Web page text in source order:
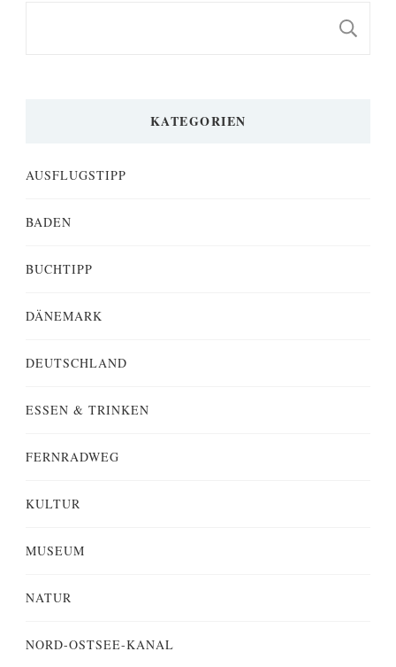
KATEGORIEN
AUSFLUGSTIPP
BADEN
BUCHTIPP
DÄNEMARK
DEUTSCHLAND
ESSEN & TRINKEN
FERNRADWEG
KULTUR
MUSEUM
NATUR
NORD-OSTSEE-KANAL